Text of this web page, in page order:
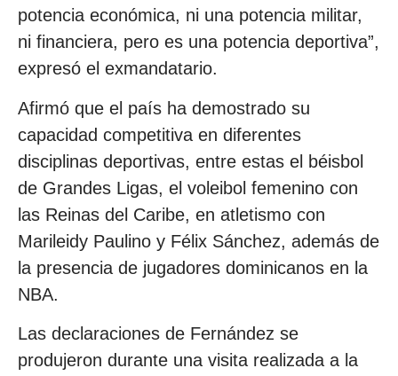
potencia económica, ni una potencia militar,
ni financiera, pero es una potencia deportiva”,
expresó el exmandatario.
Afirmó que el país ha demostrado su
capacidad competitiva en diferentes
disciplinas deportivas, entre estas el béisbol
de Grandes Ligas, el voleibol femenino con
las Reinas del Caribe, en atletismo con
Marileidy Paulino y Félix Sánchez, además de
la presencia de jugadores dominicanos en la
NBA.
Las declaraciones de Fernández se
produjeron durante una visita realizada a la